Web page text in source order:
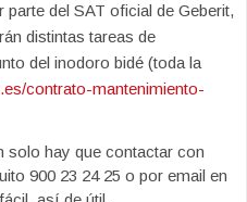
del SAT oficial de Geberit,
distintas tareas de
del inodoro bidé (toda la
contrato-mantenimiento-
solo hay que contactar con
900 23 24 25 o por email en